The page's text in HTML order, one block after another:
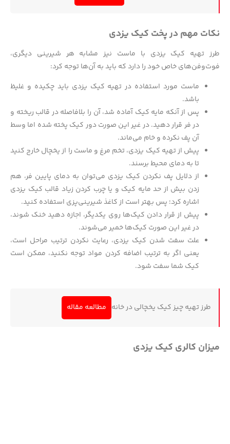
نکات مهم در پخت کیک یزدی
طرز تهیه کیک یزدی با ماست نیز مشابه هر شیرینی دیگری،
فوت‌وفن‌های خاص خود را دارد که باید به آن‌ها توجه کرد:
ماست مورد استفاده در تهیه کیک یزدی باید چکیده و غلیظ
باشد.
پس از آنکه مایه کیک آماده شد، آن را بلافاصله در قالب ریخته و
در فر قرار دهید. در غیر این صورت دور کیک پخته شده اما وسط
آن پف نکرده و خام می‌ماند.
پیش از تهیه کیک یزدی، تخم مرغ و ماست را از یخچال خارج کنید
تا به دمای محیط برسند.
از دلایل پف نکردن کیک یزدی می‌توان به دمای پایین فر، هم
زدن بیش از حد مایه کیک و یا چرب کردن زیاد قالب کیک یزدی
اشاره کرد؛ پس بهتر است از کاغذ شیرینی‌پزی استفاده کنید.
پیش از قرار دادن کیک‌ها روی یکدیگر، اجازه دهید خنک شوند،
در غیر این صورت کیک‌ها خمیر می‌شوند.
علت سفت شدن کیک یزدی، رعایت نکردن ترتیب مراحل است،
یعنی اگر به ترتیب اضافه کردن مواد توجه نکنید، ممکن است
کیک شما سفت شود.
طرز تهیه چیز کیک یخچالی در خانه مطالعه مقاله
میزان کالری کیک یزدی